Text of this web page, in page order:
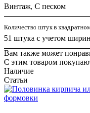
Винтаж, С песком
Количество штук в
51 штука с учетом
Вам также может
С этим товаром
Наличие
Статьи